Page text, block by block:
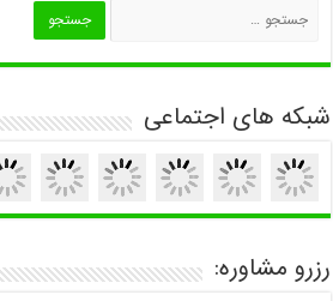
شبکه های اجتماعی
رزرو مشاوره: